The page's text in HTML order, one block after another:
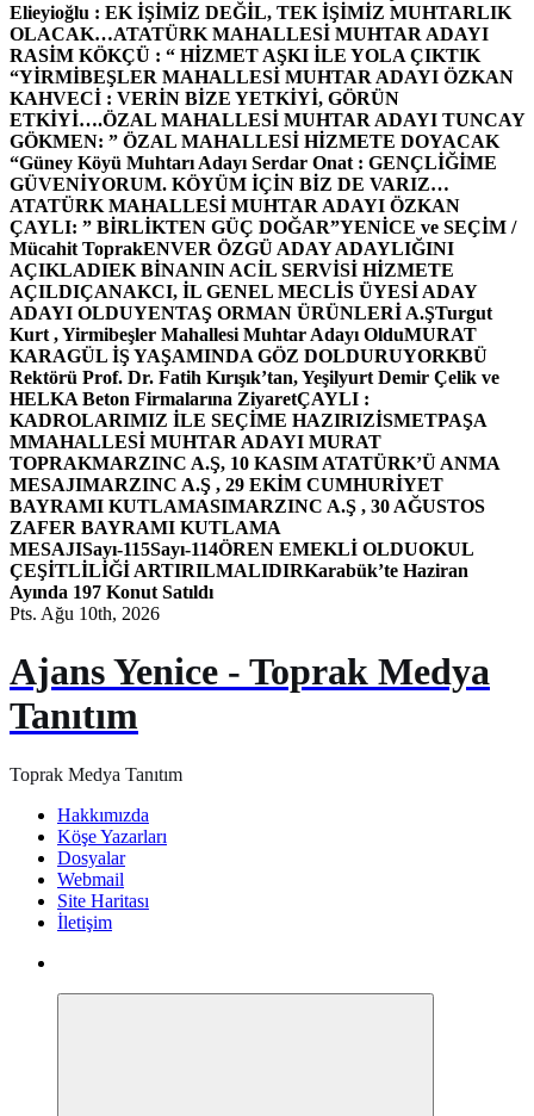
Elieyioğlu : EK İŞİMİZ DEĞİL, TEK İŞİMİZ MUHTARLIK
OLACAK…ATATÜRK MAHALLESİ MUHTAR ADAYI
RASİM KÖKÇÜ : “ HİZMET AŞKI İLE YOLA ÇIKTIK
“YİRMİBEŞLER MAHALLESİ MUHTAR ADAYI ÖZKAN
KAHVECİ : VERİN BİZE YETKİYİ, GÖRÜN
ETKİYİ….ÖZAL MAHALLESİ MUHTAR ADAYI TUNCAY
GÖKMEN: ” ÖZAL MAHALLESİ HİZMETE DOYACAK
“Güney Köyü Muhtarı Adayı Serdar Onat : GENÇLİĞİME
GÜVENİYORUM. KÖYÜM İÇİN BİZ DE VARIZ…
ATATÜRK MAHALLESİ MUHTAR ADAYI ÖZKAN
ÇAYLI: ” BİRLİKTEN GÜÇ DOĞAR”YENİCE ve SEÇİM /
Mücahit ToprakENVER ÖZGÜ ADAY ADAYLIĞINI
AÇIKLADIEK BİNANIN ACİL SERVİSİ HİZMETE
AÇILDIÇANAKCI, İL GENEL MECLİS ÜYESİ ADAY
ADAYI OLDUYENTAŞ ORMAN ÜRÜNLERİ A.ŞTurgut
Kurt , Yirmibeşler Mahallesi Muhtar Adayı OlduMURAT
KARAGÜL İŞ YAŞAMINDA GÖZ DOLDURUYORKBÜ
Rektörü Prof. Dr. Fatih Kırışık’tan, Yeşilyurt Demir Çelik ve
HELKA Beton Firmalarına ZiyaretÇAYLI :
KADROLARIMIZ İLE SEÇİME HAZIRIZİSMETPAŞA
MMAHALLESİ MUHTAR ADAYI MURAT
TOPRAKMARZINC A.Ş, 10 KASIM ATATÜRK’Ü ANMA
MESAJIMARZINC A.Ş , 29 EKİM CUMHURİYET
BAYRAMI KUTLAMASIMARZINC A.Ş , 30 AĞUSTOS
ZAFER BAYRAMI KUTLAMA
MESAJISayı-115Sayı-114ÖREN EMEKLİ OLDUOKUL
ÇEŞİTLİLİĞİ ARTIRILMALIDIRKarabük’te Haziran
Ayında 197 Konut Satıldı
Pts. Ağu 10th, 2026
Ajans Yenice - Toprak Medya
Tanıtım
Toprak Medya Tanıtım
Hakkımızda
Köşe Yazarları
Dosyalar
Webmail
Site Haritası
İletişim